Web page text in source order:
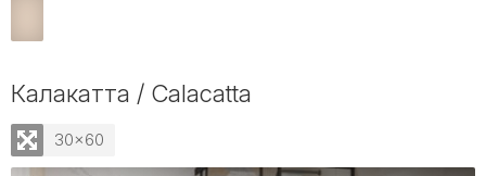
Калакатта / Calacatta
30x60